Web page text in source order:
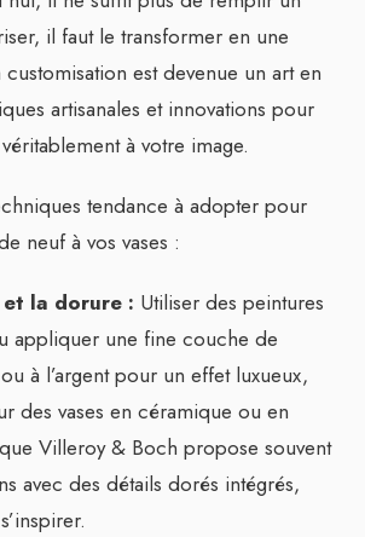
il faut le transformer en une
est devenue un art en
artisanales et innovations pour
à votre image.
tendance à adopter pour
neuf à vos vases :
la dorure : Utiliser des peintures
appliquer une fine couche de
à l’argent pour un effet luxueux,
des vases en céramique ou en
Villeroy & Boch propose souvent
avec des détails dorés intégrés,